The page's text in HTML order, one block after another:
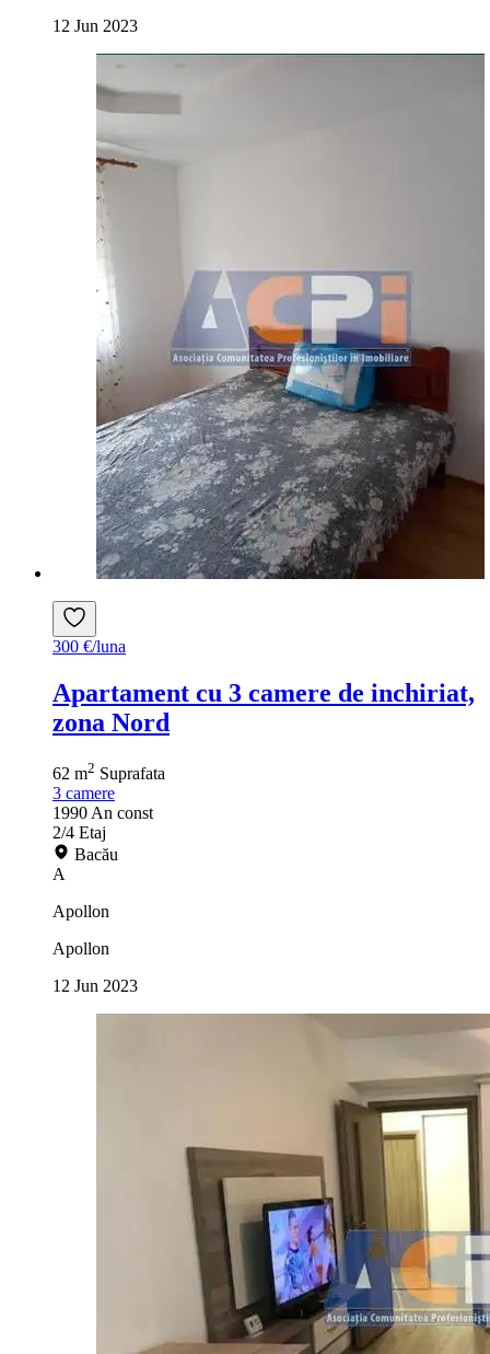
12 Jun 2023
300 €/luna
Apartament cu 3 camere de inchiriat,
zona Nord
62 m2 Suprafata
3 camere
1990 An const
2/4 Etaj
Bacău
A
Apollon
Apollon
12 Jun 2023